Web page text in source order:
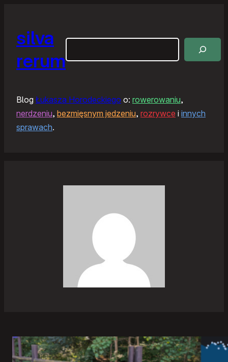
silva
rerum
Blog Łukasza Horodeckiego o: rowerowaniu,
nerdzeniu, bezmięsnym jedzeniu, rozrywce i innych
sprawach.